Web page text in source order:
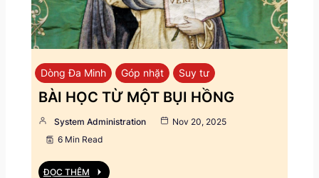
Dòng Đa Minh Góp nhặt Suy tư
BÀI HỌC TỪ MỘT BỤI HỒNG
System Administration
Nov 20, 2025
6 Min Read
ĐỌC THÊM